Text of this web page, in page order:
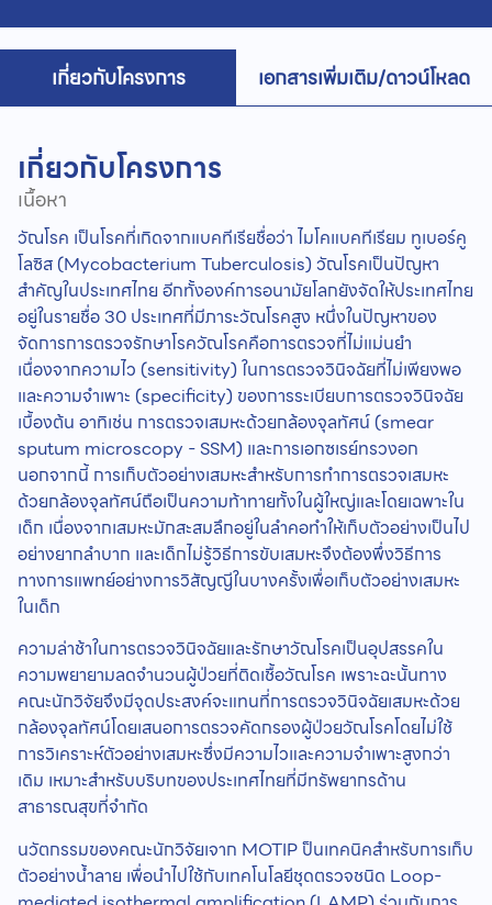
เกี่ยวกับโครงการ เอกสารเพิ่มเติม/ดาวน์โหลด
เกี่ยวกับโครงการ
เนื้อหา
วัณโรค เป็นโรคที่เกิดจากแบคทีเรียชื่อว่า ไมโคแบคทีเรียม ทูเบอร์คู
โลซิส (Mycobacterium Tuberculosis) วัณโรคเป็นปัญหา
สำคัญในประเทศไทย อีกทั้งองค์การอนามัยโลกยังจัดให้ประเทศไทย
อยู่ในรายชื่อ 30 ประเทศที่มีภาระวัณโรคสูง หนึ่งในปัญหาของ
จัดการการตรวจรักษาโรควัณโรคคือการตรวจที่ไม่แม่นยำ
เนื่องจากความไว (sensitivity) ในการตรวจวินิจฉัยที่ไม่เพียงพอ
และความจำเพาะ (specificity) ของการระเบียบการตรวจวินิจฉัย
เบื้องต้น อาทิเช่น การตรวจเสมหะด้วยกล้องจุลทัศน์ (smear
sputum microscopy - SSM) และการเอกซเรย์ทรวงอก
นอกจากนี้ การเก็บตัวอย่างเสมหะสำหรับการทำการตรวจเสมหะ
ด้วยกล้องจุลทัศน์ถือเป็นความท้าทายทั้งในผู้ใหญ่และโดยเฉพาะใน
เด็ก เนื่องจากเสมหะมักสะสมลึกอยู่ในลำคอทำให้เก็บตัวอย่างเป็นไป
อย่างยากลำบาก และเด็กไม่รู้วิธีการขับเสมหะจึงต้องพึ่งวิธีการ
ทางการแพทย์อย่างการวิสัญญีในบางครั้งเพื่อเก็บตัวอย่างเสมหะ
ในเด็ก
ความล่าช้าในการตรวจวินิจฉัยและรักษาวัณโรคเป็นอุปสรรคใน
ความพยายามลดจำนวนผู้ป่วยที่ติดเชื้อวัณโรค เพราะฉะนั้นทาง
คณะนักวิจัยจึงมีจุดประสงค์จะแทนที่การตรวจวินิจฉัยเสมหะด้วย
กล้องจุลทัศน์โดยเสนอการตรวจคัดกรองผู้ป่วยวัณโรคโดยไม่ใช้
การวิเคราะห์ตัวอย่างเสมหะซึ่งมีความไวและความจำเพาะสูงกว่า
เดิม เหมาะสำหรับบริบทของประเทศไทยที่มีทรัพยากรด้าน
สาธารณสุขที่จำกัด
นวัตกรรมของคณะนักวิจัยเจาก MOTIP ป็นเทคนิคสำหรับการเก็บ
ตัวอย่างน้ำลาย เพื่อนำไปใช้กับเทคโนโลยีชุดตรวจชนิด Loop-